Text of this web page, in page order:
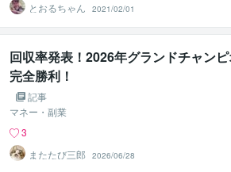
とおるちゃん
2021/02/01
回収率発表！2026年グランドチャン
完全勝利！
記事
マネー・副業
3
またたび三郎
2026/06/28